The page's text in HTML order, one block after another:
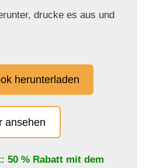
drucke es aus und
herunterladen
ansehen
50 % Rabatt mit dem